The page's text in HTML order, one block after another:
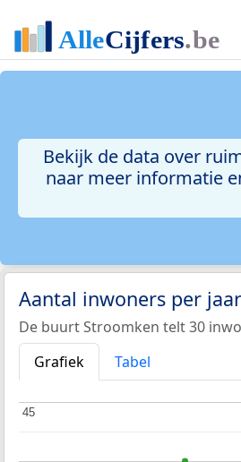
Bekijk de data over
naar meer informatie
Aantal inwoners per jaar
De buurt Stroomken telt 30
Grafiek
Tabel
45
45